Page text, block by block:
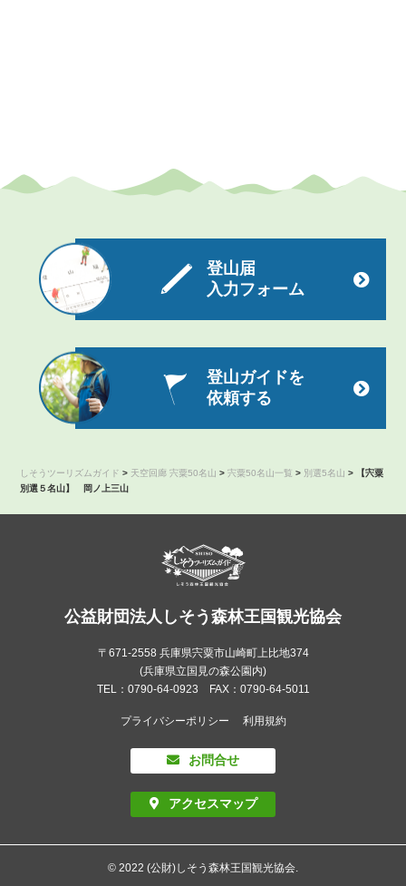
登山届
入力フォーム
登山ガイドを
依頼する
しそうツーリズムガイド > 天空回廊 宍粟50名山 >宍粟50名山一覧 > 別選5名山 >
【宍粟
別選５名山】 岡ノ上三山
公益財団法人しそう森林王国観光協会
〒671-2558 兵庫県宍粟市山崎町上比地374
(兵庫県立国見の森公園内)
TEL：0790-64-0923 FAX：0790-64-5011
プライバシーポリシー 利用規約
お問合せ
アクセスマップ
© 2022 (公財)しそう森林王国観光協会.